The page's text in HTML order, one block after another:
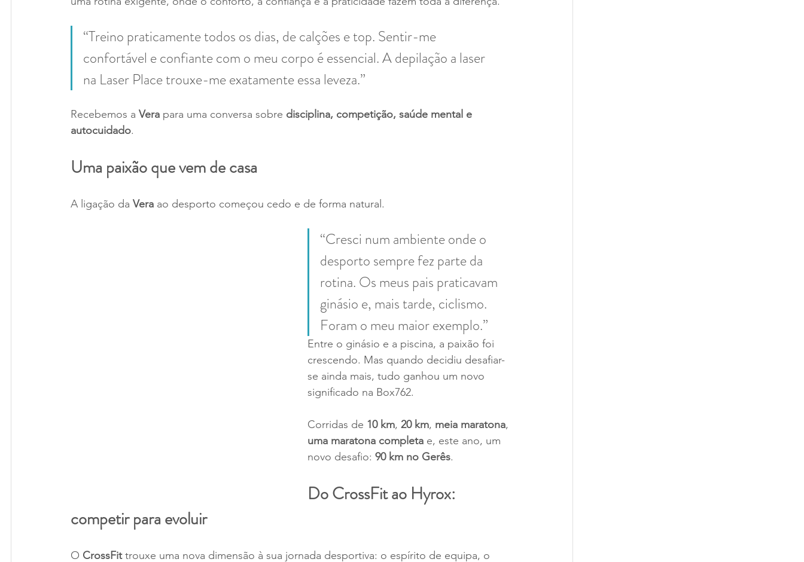
“Treino praticamente todos os dias, de calções e top. Sentir-me
confortável e confiante com o meu corpo é essencial. A depilação a laser
na Laser Place trouxe-me exatamente essa leveza.”
Recebemos a Vera para uma conversa sobre disciplina, competição, saúde mental e
autocuidado.
Uma paixão que vem de casa
A ligação da Vera ao desporto começou cedo e de forma natural.
“Cresci num ambiente onde o
desporto sempre fez parte da
rotina. Os meus pais praticavam
ginásio e, mais tarde, ciclismo.
Foram o meu maior exemplo.”
Entre o ginásio e a piscina, a paixão foi
crescendo. Mas quando decidiu desafiar-
se ainda mais, tudo ganhou um novo
significado na Box762.
Corridas de 10 km, 20 km, meia maratona,
uma maratona completa e, este ano, um
novo desafio: 90 km no Gerês.
Do CrossFit ao Hyrox:
competir para evoluir
O CrossFit trouxe uma nova dimensão à sua jornada desportiva: o espírito de equipa, o